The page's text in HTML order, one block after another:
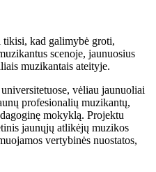
kad galimybė groti,
scenoje, jaunuosius
muzikantais ateityje.
vėliau jaunuoliai
profesionalių muzikantų,
mokyklą. Projektu
jaunųjų atlikėjų muzikos
vertybinės nuostatos,